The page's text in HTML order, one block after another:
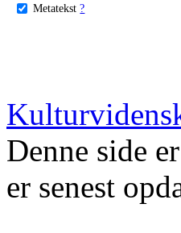
Metatekst ?
Denne side
er senest